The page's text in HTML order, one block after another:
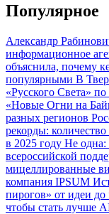
Популярное
Александр
информационное
объяснила, почему
популярными В
«Русского Света»
«Новые Огни на
разных регионов
рекорды:
в 2025 году Не одна:
всероссийской
мицеллированные
компания IPSUM
пирогов» от идеи
чтобы стать лучше